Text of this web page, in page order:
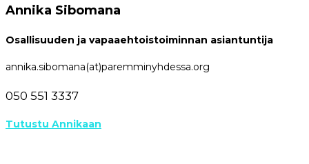
Annika Sibomana
Osallisuuden ja vapaaehtoistoiminnan asiantuntija
annika.sibomana(at)paremminyhdessa.org
050 551 3337
Tutustu Annikaan